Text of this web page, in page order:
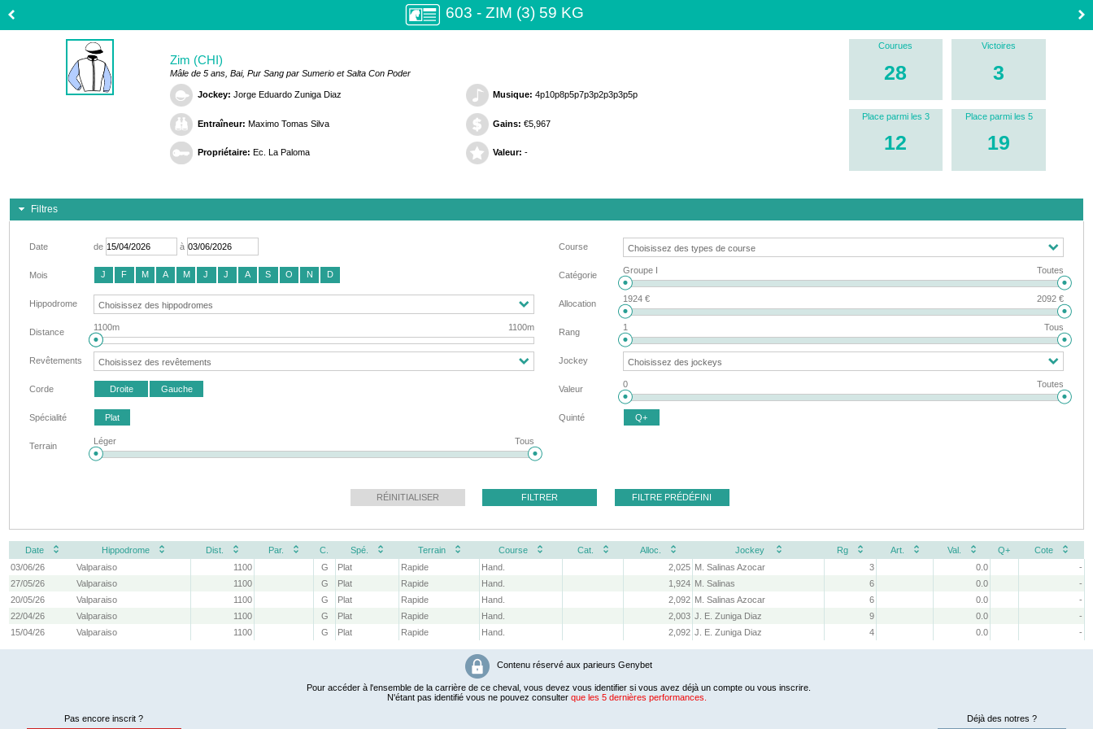
603 - ZIM (3) 59 KG
Zim (CHI)
Mâle de 5 ans, Bai, Pur Sang par Sumerio et Salta Con Poder
Jockey: Jorge Eduardo Zuniga Diaz
Entraîneur: Maximo Tomas Silva
Propriétaire: Ec. La Paloma
Musique: 4p10p8p5p7p3p2p3p3p5p
Gains: €5,967
Valeur: -
Courues
28
Victoires
3
Place parmi les 3
12
Place parmi les 5
19
Filtres
Date de à
Mois J F M A M J J A S O N D
Hippodrome
Distance 1100m 1100m
Revêtements
Corde Droite Gauche
Spécialité Plat
Terrain Léger Tous
Course
Catégorie Groupe I Toutes
Allocation 1924 € 2092 €
Rang 1 Tous
Jockey
Valeur 0 Toutes
Quinté Q+
RÉINITIALISER FILTRER FILTRE PRÉDÉFINI
Date Hippodrome Dist. Par. C. Spé. Terrain Course Cat. Alloc. Jockey Rg Art. Val. Q+
Cote
03/06/26
Valparaiso 1100 G Plat Rapide Hand. 2,025 M. Salinas Azocar 3 0.0
-
27/05/26
Valparaiso 1100 G Plat Rapide Hand. 1,924 M. Salinas 6 0.0
-
20/05/26
Valparaiso 1100 G Plat Rapide Hand. 2,092 M. Salinas Azocar 6 0.0
-
22/04/26
Valparaiso 1100 G Plat Rapide Hand. 2,003 J. E. Zuniga Diaz 9 0.0
-
15/04/26
Valparaiso 1100 G Plat Rapide Hand. 2,092 J. E. Zuniga Diaz 4 0.0 -
Contenu réservé aux parieurs Genybet
Pour accéder à l'ensemble de la carrière de ce cheval, vous devez vous identifier si vous avez déjà un compte ou vous inscrire.
N'étant pas identifié vous ne pouvez consulter que les 5 dernières performances.
Déjà des notres ?
Pas encore inscrit ?